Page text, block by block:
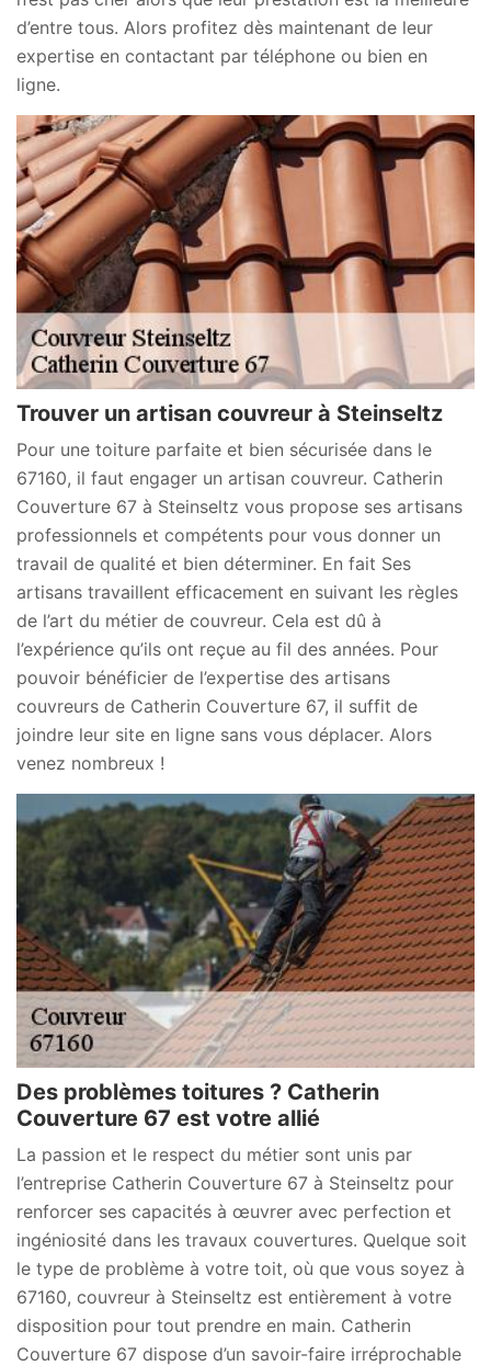
d’entre tous. Alors profitez dès maintenant de leur
expertise en contactant par téléphone ou bien en
ligne.
Trouver un artisan couvreur à Steinseltz
Pour une toiture parfaite et bien sécurisée dans le
67160, il faut engager un artisan couvreur. Catherin
Couverture 67 à Steinseltz vous propose ses artisans
professionnels et compétents pour vous donner un
travail de qualité et bien déterminer. En fait Ses
artisans travaillent efficacement en suivant les règles
de l’art du métier de couvreur. Cela est dû à
l’expérience qu’ils ont reçue au fil des années. Pour
pouvoir bénéficier de l’expertise des artisans
couvreurs de Catherin Couverture 67, il suffit de
joindre leur site en ligne sans vous déplacer. Alors
venez nombreux !
Des problèmes toitures ? Catherin
Couverture 67 est votre allié
La passion et le respect du métier sont unis par
l’entreprise Catherin Couverture 67 à Steinseltz pour
renforcer ses capacités à œuvrer avec perfection et
ingéniosité dans les travaux couvertures. Quelque soit
le type de problème à votre toit, où que vous soyez à
67160, couvreur à Steinseltz est entièrement à votre
disposition pour tout prendre en main. Catherin
Couverture 67 dispose d’un savoir-faire irréprochable